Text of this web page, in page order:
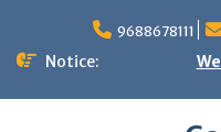
content
9688678111
Notice: